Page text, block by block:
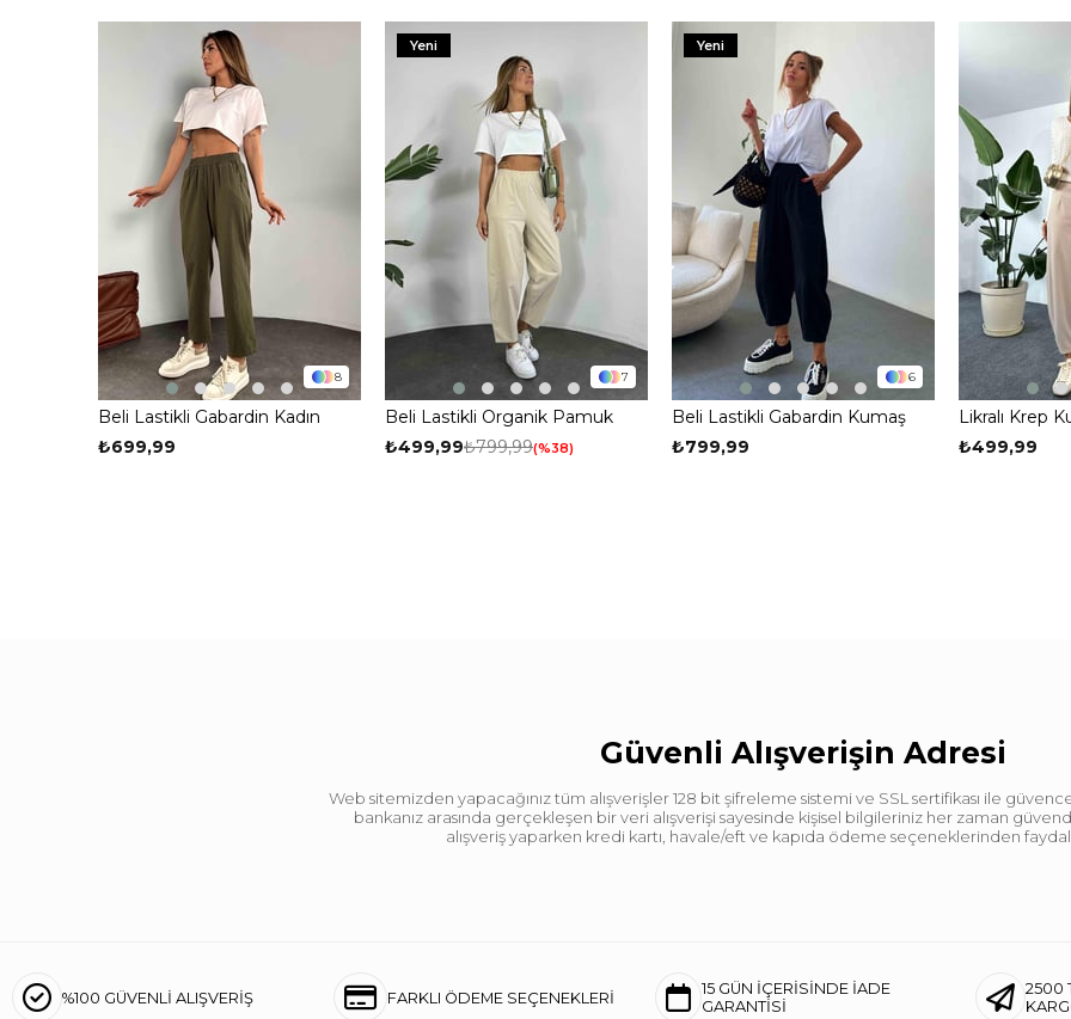
8
Beli Lastikli Gabardin Kadın
Pantolon Haki
₺699,99
7
Beli Lastikli Organik Pamuk
Kumaş Şalvar Pantolon Taş
₺499,99₺799,99 %38
Yeni
6
Beli Lastikli Gabardin Kumaş
Şalvar Pantolon Siyah
₺799,99
Yeni
Likralı Krep
Pens Detay
₺499,99
Güvenli Alışverişin Adresi
Web sitemizden yapacağınız tüm alışverişler 128 bit şifreleme sistemi ve SSL sertifikası ile
bankanız arasında gerçekleşen bir veri alışverişi sayesinde kişisel bilgileriniz her zaman
alışveriş yaparken kredi kartı, havale/eft ve kapıda ödeme seçeneklerinden
%100 GÜVENLİ ALIŞVERİŞ FARKLI ÖDEME SEÇENEKLERİ
15 GÜN İÇERİSİNDE İADE
GARANTİSİ
2500